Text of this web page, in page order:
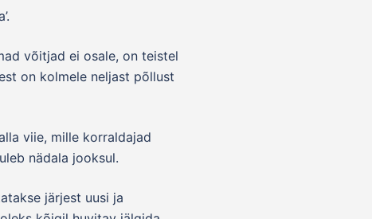
võitjad ei osale, on teistel
on kolmele neljast põllust
viie, mille korraldajad
nädala jooksul.
järjest uusi ja